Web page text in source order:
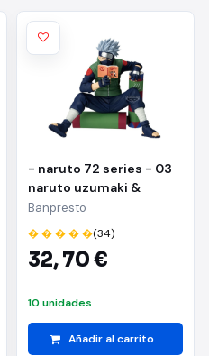
- naruto 72 series - 03
naruto uzumaki &
kakashi
hatake(b:kakashi
hatake)
Banpresto
� � � � �(34)
32,70 €
10 unidades
Añadir al carrito